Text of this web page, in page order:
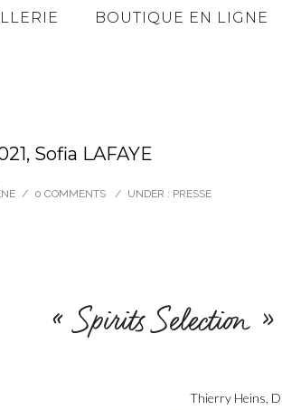
BOUTIQUE EN LIGNE
Sofia LAFAYE
/ 0 COMMENTS / UNDER : PRESSE
« Spirits Selection »
Thierry Heins,